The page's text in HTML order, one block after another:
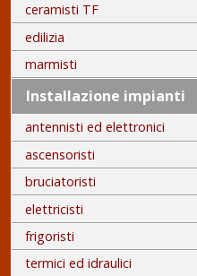
ceramisti TF
edilizia
marmisti
Installazione impianti
antennisti ed elettronici
ascensoristi
bruciatoristi
elettricisti
frigoristi
termici ed idraulici